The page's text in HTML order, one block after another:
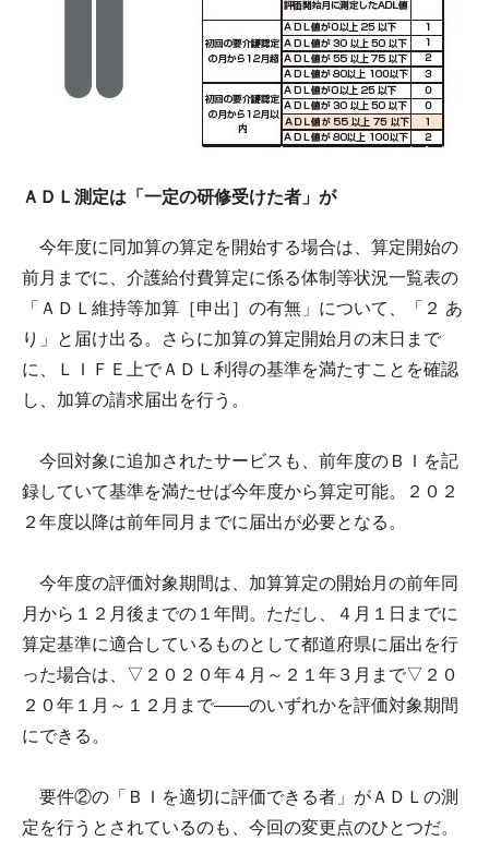
ＡＤＬ測定は「一定の研修受けた者」が
今年度に同加算の算定を開始する場合は、算定開始の
前月までに、介護給付費算定に係る体制等状況一覧表の
「ＡＤＬ維持等加算［申出］の有無」について、「２ あ
り」と届け出る。さらに加算の算定開始月の末日まで
に、ＬＩＦＥ上でＡＤＬ利得の基準を満たすことを確認
し、加算の請求届出を行う。
今回対象に追加されたサービスも、前年度のＢＩを記
録していて基準を満たせば今年度から算定可能。２０２
２年度以降は前年同月までに届出が必要となる。
今年度の評価対象期間は、加算算定の開始月の前年同
月から１２月後までの１年間。ただし、４月１日までに
算定基準に適合しているものとして都道府県に届出を行
った場合は、▽２０２０年４月～２１年３月まで▽２０
２０年１月～１２月まで――のいずれかを評価対象期間
にできる。
要件②の「ＢＩを適切に評価できる者」がＡＤＬの測
定を行うとされているのも、今回の変更点のひとつだ。